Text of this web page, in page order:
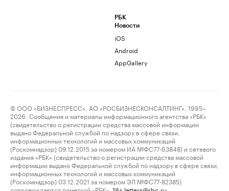
РБК
Новости
iOS
Android
AppGallery
© ООО «БИЗНЕСПРЕСС», АО «РОСБИЗНЕСКОНСАЛТИНГ», 1995–
2026. Сообщения и материалы информационного агентства «РБК»
(свидетельство о регистрации средства массовой информации
выдано Федеральной службой по надзору в сфере связи,
информационных технологий и массовых коммуникаций
(Роскомнадзор) 09.12.2015 за номером ИА №ФС77-63848) и сетевого
издания «РБК» (свидетельство о регистрации средства массовой
информации выдано Федеральной службой по надзору в сфере связи,
информационных технологий и массовых коммуникаций
(Роскомнадзор) 03.12.2021 за номером ЭЛ №ФС77-82385)